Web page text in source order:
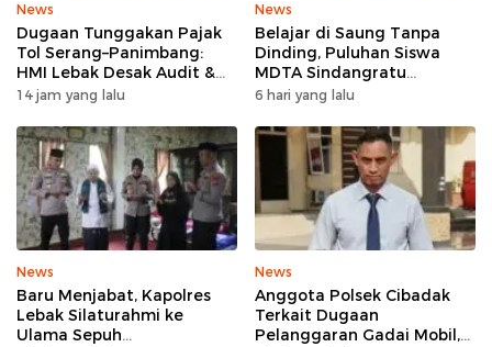
News
Dugaan Tunggakan Pajak
Tol Serang–Panimbang:
HMI Lebak Desak Audit &
Ancam Boikot, WIKA–
Kesepakatan Penyelesaian
14 jam yang lalu
News
Belajar di Saung Tanpa
Dinding, Puluhan Siswa
MDTA Sindangratu
Panggarangan Bertahan
6 hari yang lalu
News
Baru Menjabat, Kapolres
Lebak Silaturahmi ke
Ulama Sepuh
News
Anggota Polsek Cibadak
Terkait Dugaan
Pelanggaran Gadai Mobil,